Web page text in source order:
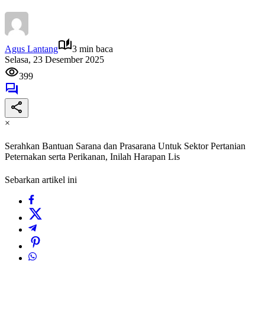
Agus Lantang
3 min baca
Selasa, 23 Desember 2025
399
×
Serahkan Bantuan Sarana dan Prasarana Untuk Sektor Pertanian
Peternakan serta Perikanan, Inilah Harapan Lis
Sebarkan artikel ini